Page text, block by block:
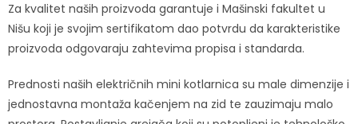
Za kvalitet naših proizvoda garantuje i Mašinski fakultet u
Nišu koji je svojim sertifikatom dao potvrdu da karakteristike
proizvoda odgovaraju zahtevima propisa i standarda.
Prednosti naših električnih mini kotlarnica su male dimenzije i
jednostavna montaža kačenjem na zid te zauzimaju malo